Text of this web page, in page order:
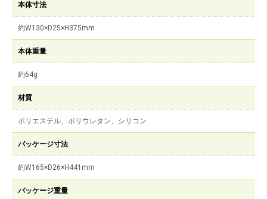
本体寸法
約W130×D25×H375mm
本体重量
約64g
材質
ポリエステル、ポリウレタン、シリコン
パッケージ寸法
約W165×D26×H441mm
パッケージ重量